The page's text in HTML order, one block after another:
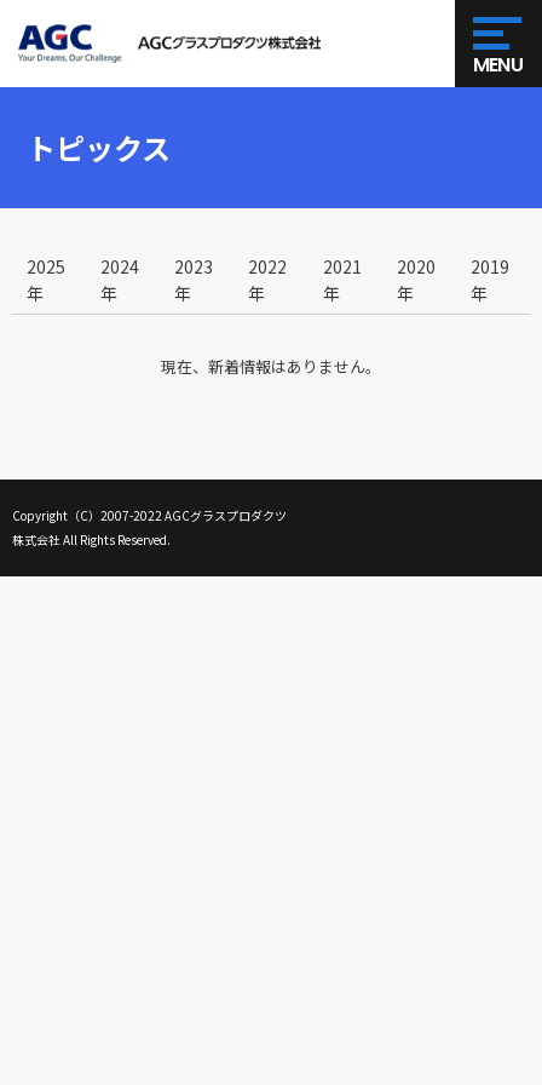
MENU
トピックス
2025
年
2024
年
2023
年
2022
年
2021
年
2020
年
2019
年
現在、新着情報はありません。
Copyright（C）2007-2022 AGCグラスプロダクツ
株式会社 All Rights Reserved.